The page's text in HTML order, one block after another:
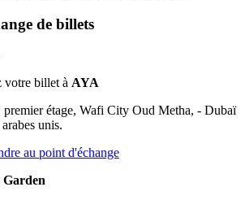
de billets
votre billet à AYA
premier étage, Wafi City Oud Metha, - Dubaï
unis.
au point d'échange